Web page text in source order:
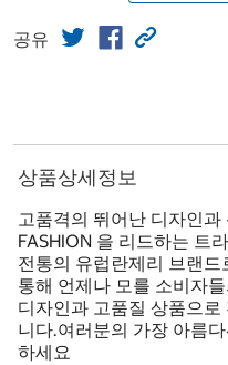
공유
상품상세정보
고품격의 뛰어난 디자인
FASHION 을 리드하는 트
전통의 유럽란제리 브랜
통해 언제나 모를 소비자
디자인과 고품질 상품으
니다.여러분의 가장 아름
하세요